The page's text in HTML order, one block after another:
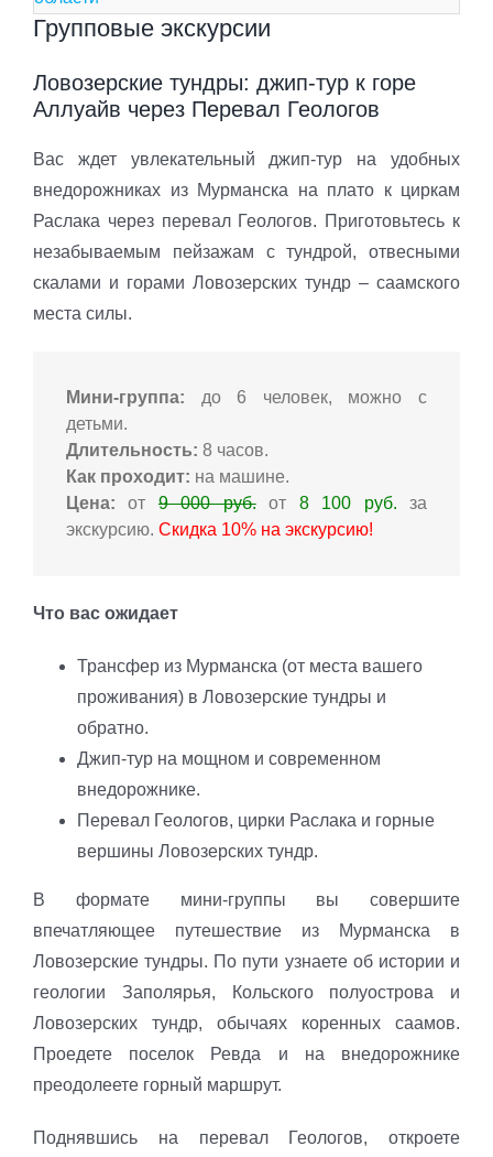
Групповые экскурсии
Ловозерские тундры: джип-тур к горе
Аллуайв через Перевал Геологов
Вас ждет увлекательный джип-тур на удобных
внедорожниках из Мурманска на плато к циркам
Раслака через перевал Геологов. Приготовьтесь к
незабываемым пейзажам с тундрой, отвесными
скалами и горами Ловозерских тундр – саамского
места силы.
Мини-группа: до 6 человек, можно с
детьми.
Длительность: 8 часов.
Как проходит: на машине.
Цена: от9 000 руб.от 8 100 руб. за
экскурсию. Скидка 10% на экскурсию!
Что вас ожидает
Трансфер из Мурманска (от места вашего
проживания) в Ловозерские тундры и
обратно.
Джип-тур на мощном и современном
внедорожнике.
Перевал Геологов, цирки Раслака и горные
вершины Ловозерских тундр.
В формате мини-группы вы совершите
впечатляющее путешествие из Мурманска в
Ловозерские тундры. По пути узнаете об истории и
геологии Заполярья, Кольского полуострова и
Ловозерских тундр, обычаях коренных саамов.
Проедете поселок Ревда и на внедорожнике
преодолеете горный маршрут.
Поднявшись на перевал Геологов, откроете